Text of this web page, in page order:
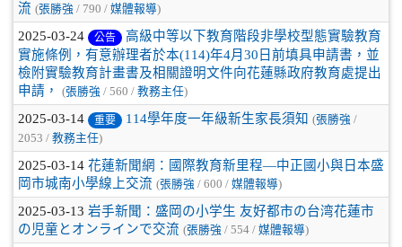
流 (張勝強 / 790 / 媒體報導)
2025-03-24 公告
高級中等以下教育階段非學校型態實驗教育
實施條例，有意辦理者於本(114)年4月30日前填具申請書，並
檢附實驗教育計畫書及相關證明文件向花蓮縣政府教育處提出
申請，
(張勝強 / 560 / 教務主任)
2025-03-14 重要 114學年度一年級新生家長須知 (張勝強 /
2053 / 教務主任)
2025-03-14 花蓮新聞網：國際教育新里程—中正國小與日本盛
岡市城南小學線上交流 (張勝強 / 600 / 媒體報導)
2025-03-13 岩手新聞：盛岡の小学生 友好都市の台湾花蓮市
の児童とオンラインで交流 (張勝強 / 554 / 媒體報導)